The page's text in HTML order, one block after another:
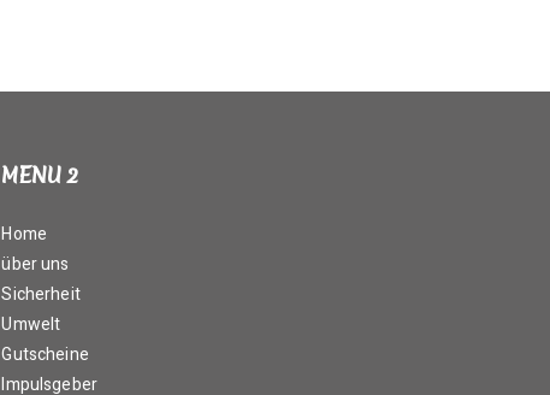
MENU 2
Home
über uns
Sicherheit
Umwelt
Gutscheine
Impulsgeber